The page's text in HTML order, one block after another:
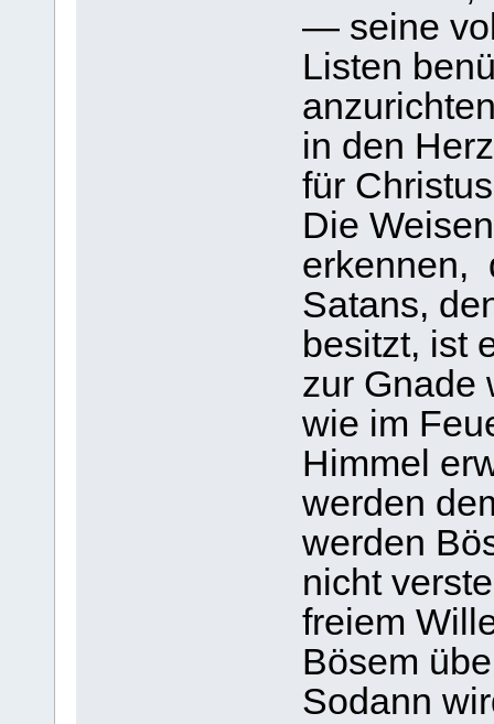
— seine
Listen
in den
für
Die
erkennen,
Satans,
besitzt, ist
zur Gnade
wie im
Himmel
werden
werden
nicht
freiem
Bösem
Sodann